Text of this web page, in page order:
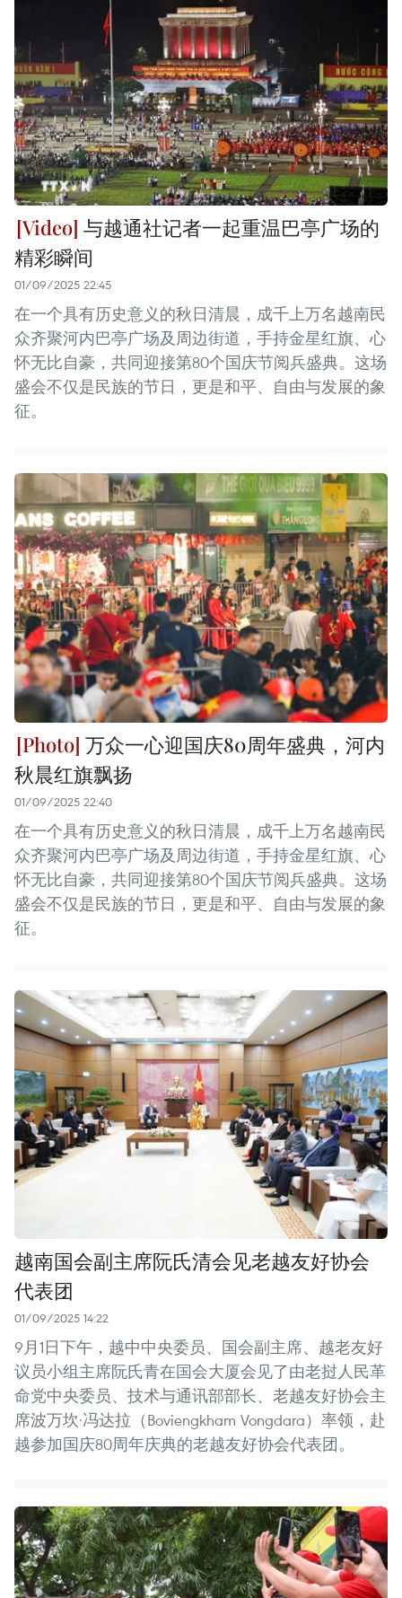
与越通社记者一起重温巴亭广场的
精彩瞬间
01/09/2025 22:45
在一个具有历史意义的秋日清晨，成千上万名越南民
众齐聚河内巴亭广场及周边街道，手持金星红旗、心
怀无比自豪，共同迎接第80个国庆节阅兵盛典。这场
盛会不仅是民族的节日，更是和平、自由与发展的象
征。
万众一心迎国庆80周年盛典，河内
秋晨红旗飘扬
01/09/2025 22:40
在一个具有历史意义的秋日清晨，成千上万名越南民
众齐聚河内巴亭广场及周边街道，手持金星红旗、心
怀无比自豪，共同迎接第80个国庆节阅兵盛典。这场
盛会不仅是民族的节日，更是和平、自由与发展的象
征。
越南国会副主席阮氏清会见老越友好协会
代表团
01/09/2025 14:22
9月1日下午，越中中央委员、国会副主席、越老友好
议员小组主席阮氏青在国会大厦会见了由老挝人民革
命党中央委员、技术与通讯部部长、老越友好协会主
席波万坎·冯达拉（Boviengkham Vongdara）率领，赴
越参加国庆80周年庆典的老越友好协会代表团。